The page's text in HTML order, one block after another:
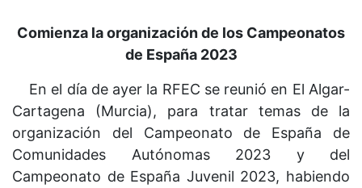
Comienza la organización de los Campeonatos
de España 2023
En el día de ayer la RFEC se reunió en El Algar-
Cartagena (Murcia), para tratar temas de la
organización del Campeonato de España de
Comunidades Autónomas 2023 y del
Campeonato de España Juvenil 2023, habiendo